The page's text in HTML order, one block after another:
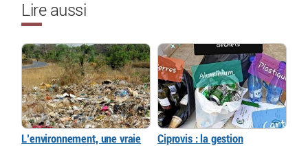
Lire aussi
L’environnement, une vraie
Ciprovis : la gestion